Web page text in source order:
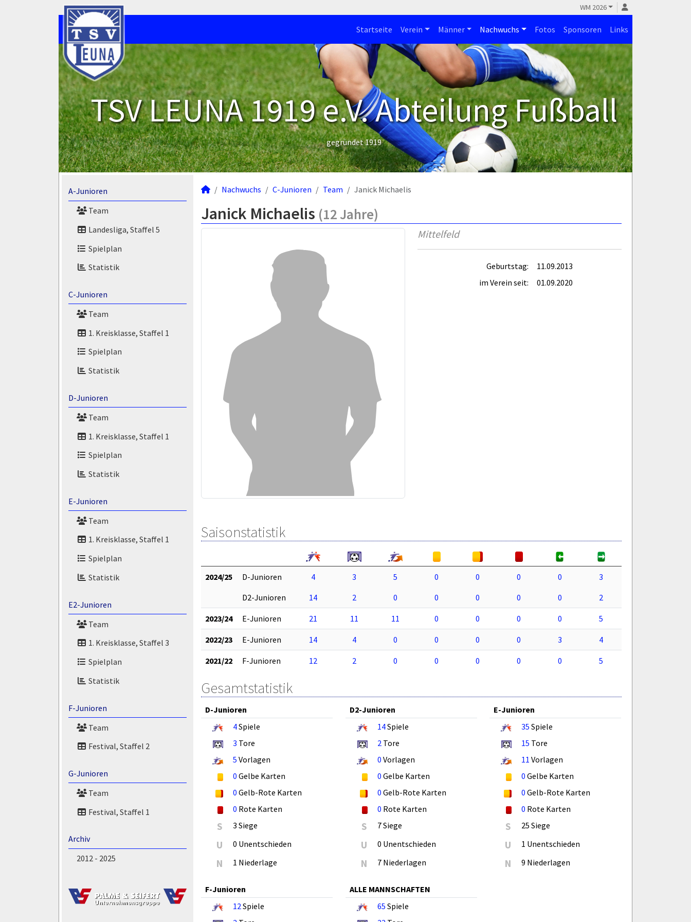
WM 2026
Startseite Verein Männer Nachwuchs Fotos Sponsoren Links
TSV LEUNA 1919 e.V. Abteilung Fußball
gegründet 1919
A-Junioren
Team
Landesliga, Staffel 5
Spielplan
Statistik
C-Junioren
Team
1. Kreisklasse, Staffel 1
Spielplan
Statistik
D-Junioren
Team
1. Kreisklasse, Staffel 1
Spielplan
Statistik
E-Junioren
Team
1. Kreisklasse, Staffel 1
Spielplan
Statistik
E2-Junioren
Team
1. Kreisklasse, Staffel 3
Spielplan
Statistik
F-Junioren
Team
Festival, Staffel 2
G-Junioren
Team
Festival, Staffel 1
Archiv
2012 - 2025
Nachwuchs C-Junioren Team Janick Michaelis
Janick Michaelis (12 Jahre)
Mittelfeld
Geburtstag:
11.09.2013
im Verein seit:
01.09.2020
Saisonstatistik
2024/25 D-Junioren 4 3 5 0 0 0 0
3
D2-Junioren
14 2 0 0 0 0 0 2
2023/24 E-Junioren 21 11 11 0 0 0 0 5
2022/23 E-Junioren 14 4 0 0 0 0 3 4
2021/22 F-Junioren 12 2 0 0 0 0 0 5
Gesamtstatistik
D-Junioren
4Spiele
3 Tore
5 Vorlagen
0 Gelbe Karten
0 Gelb-Rote Karten
0 Rote Karten
S 3 Siege
U 0 Unentschieden
N 1 Niederlage
D2-Junioren
14Spiele
2Tore
0 Vorlagen
0 Gelbe Karten
0 Gelb-Rote Karten
0 Rote Karten
S 7 Siege
U 0 Unentschieden
N 7 Niederlagen
E-Junioren
35 Spiele
15 Tore
11 Vorlagen
0 Gelbe Karten
0 Gelb-Rote Karten
0 Rote Karten
S 25 Siege
U 1 Unentschieden
N 9 Niederlagen
F-Junioren
12Spiele
ALLE MANNSCHAFTEN
65 Spiele